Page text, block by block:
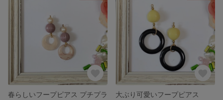
春らしいフープピアス プチプラ
大ぶり可愛いフープピアス